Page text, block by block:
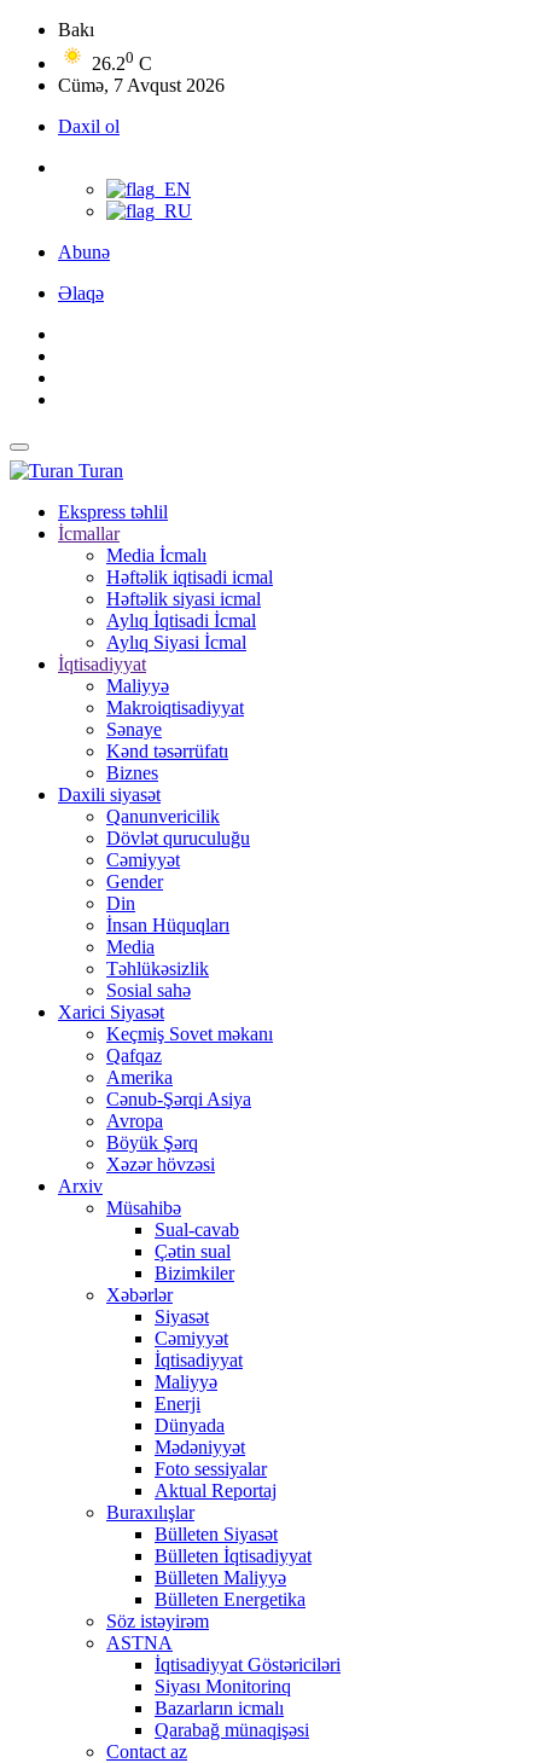
Bakı
26.20 C
Cümə, 7 Avqust 2026
Daxil ol
Abunə
Əlaqə
Turan
Ekspress təhlil
İcmallar
Media İcmalı
Həftəlik iqtisadi icmal
Həftəlik siyasi icmal
Aylıq İqtisadi İcmal
Aylıq Siyasi İcmal
İqtisadiyyat
Maliyyə
Makroiqtisadiyyat
Sənaye
Kənd təsərrüfatı
Biznes
Daxili siyasət
Qanunvericilik
Dövlət quruculuğu
Cəmiyyət
Gender
Din
İnsan Hüquqları
Media
Təhlükəsizlik
Sosial sahə
Xarici Siyasət
Keçmiş Sovet məkanı
Qafqaz
Amerika
Cənub-Şərqi Asiya
Avropa
Böyük Şərq
Xəzər hövzəsi
Arxiv
Müsahibə
Sual-cavab
Çətin sual
Bizimkiler
Xəbərlər
Siyasət
Cəmiyyət
İqtisadiyyat
Maliyyə
Enerji
Dünyada
Mədəniyyət
Foto sessiyalar
Aktual Reportaj
Buraxılışlar
Bülleten Siyasət
Bülleten İqtisadiyyat
Bülleten Maliyyə
Bülleten Energetika
Söz istəyirəm
ASTNA
İqtisadiyyat Göstəriciləri
Siyası Monitorinq
Bazarların icmalı
Qarabağ münaqişəsi
Contact az